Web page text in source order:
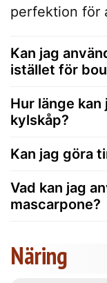
perfektion för
Kan jag
istället för
Hur länge
kylskåp?
Kan jag göra
Vad kan jag
mascarpone?
Näring